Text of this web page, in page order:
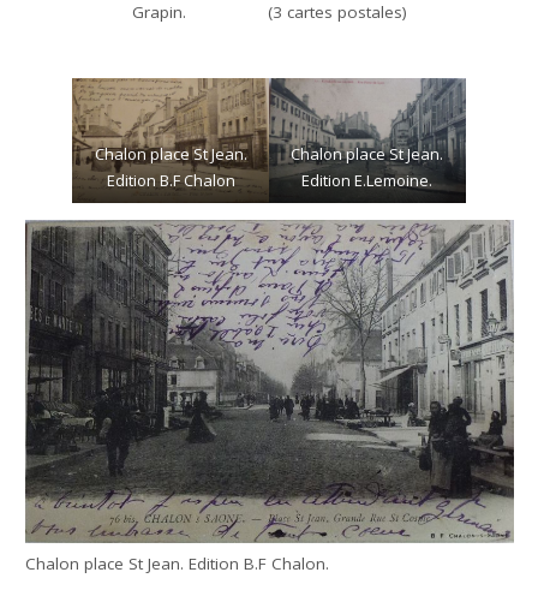
Grapin. (3 cartes postales)
Chalon place St Jean.
Edition B.F Chalon
Chalon place St Jean.
Edition E.Lemoine.
Chalon place St Jean. Edition B.F Chalon.